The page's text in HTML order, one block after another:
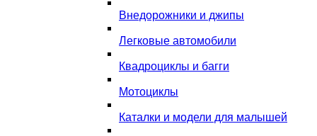
Внедорожники и джипы
Легковые автомобили
Квадроциклы и багги
Мотоциклы
Каталки и модели для малышей